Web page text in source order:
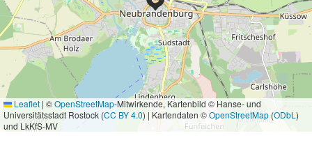
Leaflet | ©OpenStreetMap-Mitwirkende, Kartenbild © Hanse- und
Universitätsstadt Rostock (CC BY 4.0) | Kartendaten ©OpenStreetMap(ODbL )
und LkKfS-MV